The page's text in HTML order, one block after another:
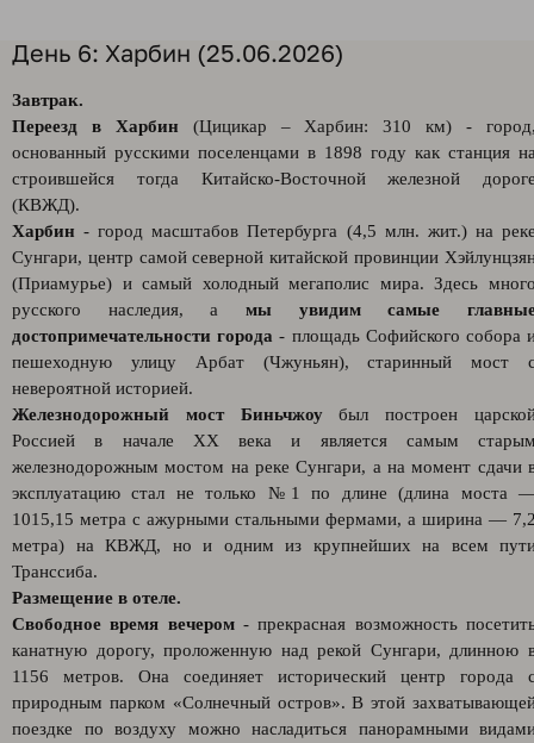
День 6: Харбин (25.06.2026)
Завтрак.
Переезд в Харбин (Цицикар – Харбин: 310 км) -
основанный русскими поселенцами в 1898 году как станция
строившейся тогда Китайско-Восточной железной
(КВЖД).
Харбин - город масштабов Петербурга (4,5 млн. жит.) на
Сунгари, центр самой северной китайской провинции
(Приамурье) и самый холодный мегаполис мира. Здесь
русского наследия, а мы увидим самые
достопримечательности города - площадь Софийского собора
пешеходную улицу Арбат (Чжуньян), старинный мост
невероятной историей.
Железнодорожный мост Биньчжоубыл построен
Россией в начале XX века и является самым
железнодорожным мостом на реке Сунгари, а на момент сдачи
эксплуатацию стал не только №1 по длине (длина моста
1015,15 метра с ажурными стальными фермами, а ширина —
метра) на КВЖД, но и одним из крупнейших на всем
Транссиба.
Размещение в отеле.
Свободное время вечером- прекрасная возможность
канатную дорогу, проложенную над рекой Сунгари, длинною
1156 метров. Она соединяет исторический центр города
природным парком «Солнечный остров». В этой
поездке по воздуху можно насладиться панорамными